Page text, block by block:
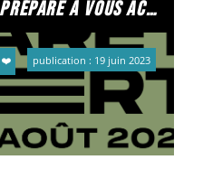
le cabaret vert se prépare à vous accueillir…
❤️ publication : 19 juin 2023